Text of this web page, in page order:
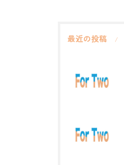
最近の投稿